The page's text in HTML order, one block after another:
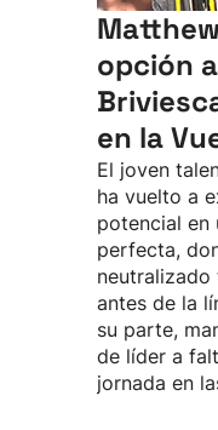
opción
en la
El joven
ha vuelto a
potencial en
perfecta,
antes de la
su parte,
de líder a
jornada en